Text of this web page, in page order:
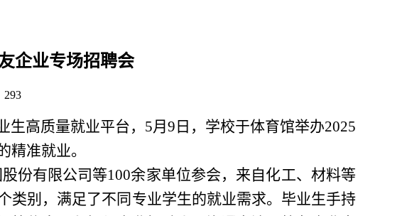
企业专场招聘会
293
高质量就业平台，5月9日，学校于体育馆举办2025
准就业。
份有限公司等100余家单位参会，来自化工、材料等
类别，满足了不同专业学生的就业需求。毕业生手持